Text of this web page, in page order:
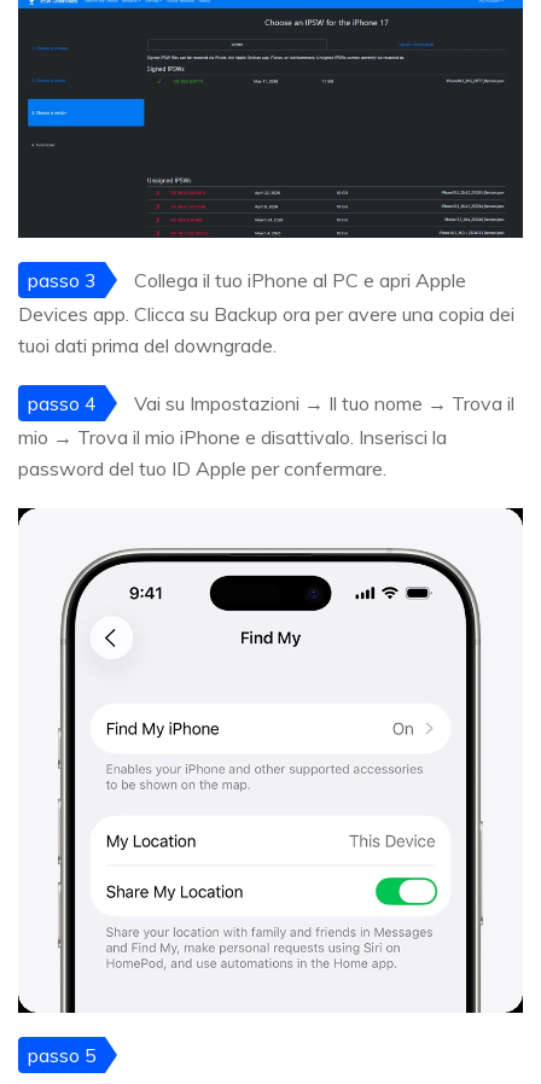
passo 3
Collega il tuo iPhone al PC e apri Apple
Devices app. Clicca su Backup ora per avere una copia dei
tuoi dati prima del downgrade.
passo 4
Vai su Impostazioni → Il tuo nome → Trova il
mio → Trova il mio iPhone e disattivalo. Inserisci la
password del tuo ID Apple per confermare.
passo 5